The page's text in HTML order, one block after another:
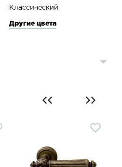
Классический
Другие цвета